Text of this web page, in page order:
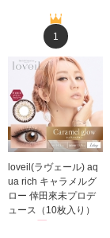
1
loveil(ラヴェール) aq
ua rich キャラメルグ
ロー 倖田來未プロデ
ュース（10枚入り）